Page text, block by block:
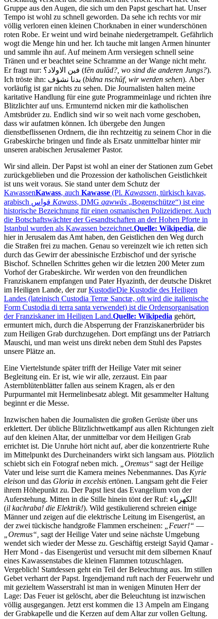
Gruppe aus den Augen, die sich um den Papst geschart hat. Unser
Tempo ist wohl zu schnell geworden. Da sehe ich rechts vor mir
völlig verloren einen kleinen Chorknaben in einer wunderschönen
roten Robe. Er weint und wird beinahe niedergetrampelt. Gefährlich
wogt die Menge hin und her. Ich tauche mit langen Armen hinunter
und sammle ihn auf. Auf meinem Arm versiegen schnell seine
Tränen und er beachtet seine Schramme an der Wange nicht mehr.
Er fragt nur: فين الاولاد؟ (fēn aulād?, wo sind die anderen Jungs?).
Ich tröste ihn: بدنا نشؤف (bidna nschūf, wir werden sehen). Aber
vorläufig ist gar nichts zu sehen. Die Journalisten halten meine
karitative Handlung für eine gute Programmeinlage und richten ihre
Blitzlichter auf uns. Ermunternd nicken mir die katholischen
Amtsbrüder zu. Endlich sind wir so weit nach vorne geschoben,
dass wir aufatmen können. Ich übergebe den Jungen
dienstbeflissenen Ordnern, die ihn rechtzeitig zu seinem Chor in die
Grabeskirche bringen und finde als Ersatz unmittelbar hinter mir
unseren arabischen Jerusalemer Pastor.
Wir sind allein. Der Papst ist wohl an einer der Stationen zum Gebet
zurückgeblieben und die Prozession der katholischen Geistlichkeit
ist uns weit voraus. Sie stand unter dem Schutz der
KawassenKawass, auch Kawasse (Pl. Kawassen, türkisch kavas,
قواس Kawass, DMG qawwās Bogenschütze ) ist eine
historische Bezeichnung für einen osmanischen Polizeidiener. Auch
die Botschaftswächter der Gesandtschaften an der Hohen Pforte in
Istanbul wurden als Kawassen bezeichnet.Quelle: Wikipedia, die
hier in Jerusalem das Amt haben, den Geistlichen den Weg durch
die Straßen frei zu machen. Genau so vereinzelt wie ich retten sich
durch das Gewirr der abessinische Erzbischof und der syrische
Bischof. Schnellen Schrittes gehen wir die letzten 200 Meter zum
Vorhof der Grabeskirche. Wir werden von den freundlichen
Franziskanern empfangen und Pater Hyazinth, der deutsche Diskret
im Heiligen Lande, der zurKustodieDie Kustodie des Heiligen
Landes (lateinisch Custodia Terræ Sanctæ, oft wird die italienische
Form Custodia di terra santa verwendet) ist die Ordensorganisation
der Franziskaner im Heiligen Land.Quelle: Wikipedia gehört,
ermuntert mich, durch die Absperrung der Franziskanerbrüder bis
zum Heiligen Grab durchzugehen. Dort empfängt uns der Patriarch
Mauschi, und man weist uns direkt neben dem Stuhl des Papstes
unsere Plätze an.
Eine Viertelstunde später trifft der Heilige Vater mit seiner
Begleitung ein. Er ist, wie wir alle, zerzaust. Ein paar
Asternblütenblätter fallen aus seinem Kragen, als er den
Purpurmantel mit Hermelinbesatz ablegt. Mit gesammelter Haltung
beginnt er die Messe.
Inzwischen haben die Journalisten die großen Gerüste über uns
erklettert. Der übliche Blitzlichtwettkampf aus allen Richtungen zielt
auf den kleinen Altar, der unmittelbar vor dem Heiligen Grab
errichtet ist. Die Unruhe hört nicht auf, aber die konzentrierte Ruhe
im Mittelpunkt des Durcheinanders wirkt sich langsam aus. Plötzlich
schiebt sich ein Fotograf neben mich.
Oremus
sagt der Heilige
Vater und leise surrt die Kamera meines Nebenmannes. Das Kyrie
eleison und das Gloria in excelsis ertönen. Langsam geht die Feier
ihrem Höhepunkt zu. Der Papst liest das Evangelium von der
Auferstehung. Mitten in die Stille hinein tönt der Ruf: !الكهرباء
(il kachraba! die Elektrik!). Wild gestikulierend schreien einige
Männer und zeigen auf die elektrische Leitung im Eisengerüst, an
der zwei tückische handgroße Flammen erscheinen:
Feuer!
—
Oremus
sagt der Heilige Vater und seine nächste Umgebung
wendet sich wieder der Messe zu. Geschäftig ersteigt Sayid Qamar -
Herr Mond - das Eisengerüst und versucht mit dem silbernen Knauf
eines Kawassenstabes die kleinen Flammen totzuschlagen.
Vergeblich! Stattdessen geht ein Teil der Beleuchtung aus. Im stillen
Gebet verharrt der Papst. Irgendjemand ruft nach der Feuerwehr und
mit gezieltem Wasserstrahl ist man in wenigen Minuten Herr der
Lage: Das Feuer ist gelöscht, aber die Beleuchtung ist inzwischen
völlig ausgegangen. Jetzt erst kommen die 13 Ampeln am Eingang
der Grabkapelle und die Kerzen auf dem Altar zur vollen Geltung.